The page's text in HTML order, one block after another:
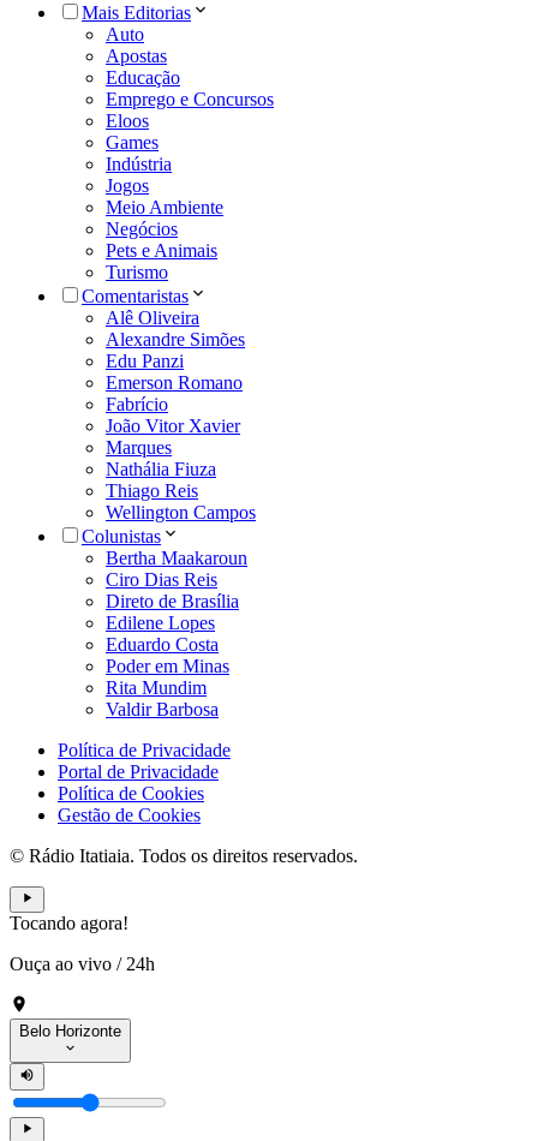
Mais Editorias
Auto
Apostas
Educação
Emprego e Concursos
Eloos
Games
Indústria
Jogos
Meio Ambiente
Negócios
Pets e Animais
Turismo
Comentaristas
Alê Oliveira
Alexandre Simões
Edu Panzi
Emerson Romano
Fabrício
João Vitor Xavier
Marques
Nathália Fiuza
Thiago Reis
Wellington Campos
Colunistas
Bertha Maakaroun
Ciro Dias Reis
Direto de Brasília
Edilene Lopes
Eduardo Costa
Poder em Minas
Rita Mundim
Valdir Barbosa
Política de Privacidade
Portal de Privacidade
Política de Cookies
Gestão de Cookies
© Rádio Itatiaia. Todos os direitos reservados.
Tocando agora!
Ouça ao vivo / 24h
Belo Horizonte